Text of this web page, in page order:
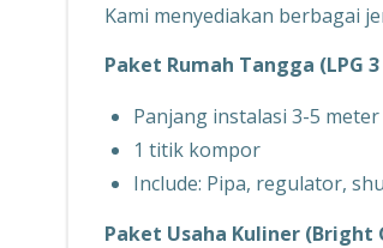
Kami menyediakan berbagai
Paket Rumah Tangga (LPG
Panjang instalasi 3-5 meter
1 titik kompor
Include: Pipa, regulator,
Paket Usaha Kuliner (Bright